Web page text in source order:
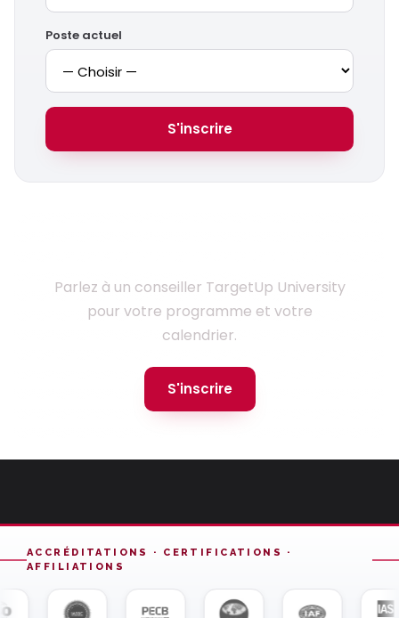
Poste actuel
S'inscrire
Parlez à un conseiller TargetUp University
pour votre programme et votre
calendrier.
S'inscrire
ACCRÉDITATIONS · CERTIFICATIONS ·
AFFILIATIONS